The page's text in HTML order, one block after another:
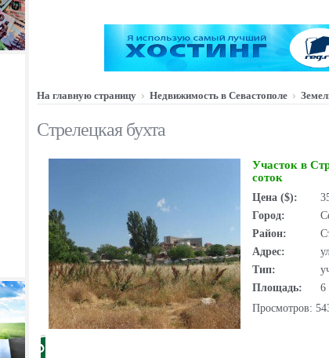
На главную страницу Недвижимость в Севастополе
Стрелецкая бухта
Участок в
соток
Цена ($):
Город:
Район:
Адрес:
Тип:
Площадь:
6
Просмотров: